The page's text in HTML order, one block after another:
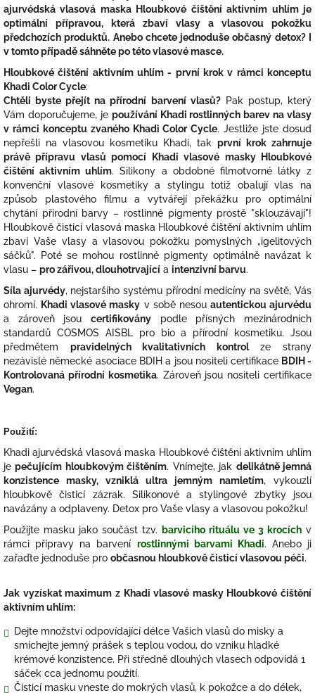
ajurvédská vlasová maska Hloubkové čištění aktivním uhlím je
optimální přípravou, která zbaví vlasy a vlasovou pokožku
předchozích produktů. Anebo chcete jednoduše občasný detox? I
v tomto případě sáhněte po této vlasové masce.
Hloubkové čištění aktivním uhlím - první krok v rámci konceptu
Khadi Color Cycle:
Chtěli byste přejít na přírodní barvení vlasů?Pak postup, který
Vám doporučujeme, je používání Khadi rostlinných barev na vlasy
v rámci konceptu zvaného Khadi Color Cycle. Jestliže jste dosud
nepřešli na vlasovou kosmetiku Khadi, tak první krok zahrnuje
právě přípravu vlasů pomocí Khadi vlasové masky Hloubkové
čištění aktivním uhlím. Silikony a obdobné filmotvorné látky z
konvenční vlasové kosmetiky a stylingu totiž obalují vlas na
způsob plastového filmu a vytvářejí překážku pro optimální
chytání přírodní barvy – rostlinné pigmenty prostě "sklouzávají"!
Hloubkově čisticí vlasová maska Hloubkové čištění aktivním uhlím
zbaví Vaše vlasy a vlasovou pokožku pomyslných „igelitových
sáčků". Poté se mohou rostlinné pigmenty optimálně navázat k
vlasu – pro zářivou, dlouhotrvající a intenzivní barvu.
Síla ajurvédy, nejstaršího systému přírodní medicíny na světě, Vás
ohromí. Khadi vlasové masky v sobě nesou autentickou ajurvédu
a zároveň jsou certifikovány podle přísných mezinárodních
standardů COSMOS AISBL pro bio a přírodní kosmetiku. Jsou
předmětem pravidelných kvalitativních kontrolze strany
nezávislé německé asociace BDIH a jsou nositeli certifikace BDIH -
Kontrolovaná přírodní kosmetika. Zároveň jsou nositeli certifikace
Vegan.
Použití:
Khadi ajurvédská vlasová maska Hloubkové čištění aktivním uhlím
jepečujícím hloubkovým čištěním. Vnímejte, jak delikátně jemná
konzistence masky, vzniklá ultra jemným namletím, vykouzlí
hloubkově čisticí zázrak. Silikonové a stylingové zbytky jsou
navázány a odplaveny. Detox pro Vaše vlasy a vlasovou pokožku!
Použijte masku jako součást tzv. barvicího rituálu ve 3 krocíchv
rámci přípravy na barvení rostlinnými barvami Khadi. Anebo ji
zařaďte jednoduše pro občasnou hloubkově čisticí vlasovou péči.
Jak vyzískat maximum z Khadi vlasové masky Hloubkové čištění
aktivním uhlím:
Dejte množství odpovídající délce Vašich vlasů do misky a
smíchejte jemný prášek s teplou vodou, do vzniku hladké
krémové konzistence. Při středně dlouhých vlasech odpovídá 1
sáček cca jednomu použití.
Čisticí masku vneste do mokrých vlasů, k pokožce a do délek,